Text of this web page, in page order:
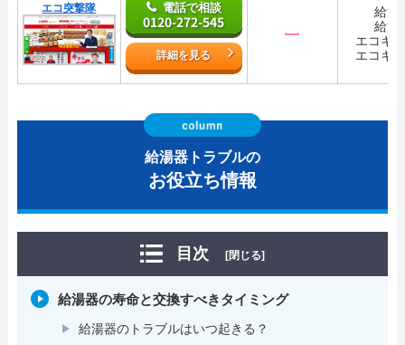
エコ突撃隊 電話で相談
0120-272-545
詳細を見る
―
給湯
給湯
エコキ
エコキ
給湯器トラブルの
お役立ち情報
目次 [閉じる]
給湯器の寿命と交換すべきタイミング
給湯器のトラブルはいつ起きる？